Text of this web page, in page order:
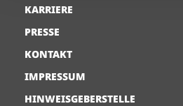
KARRIERE
PRESSE
KONTAKT
IMPRESSUM
HINWEISGEBERSTELLE